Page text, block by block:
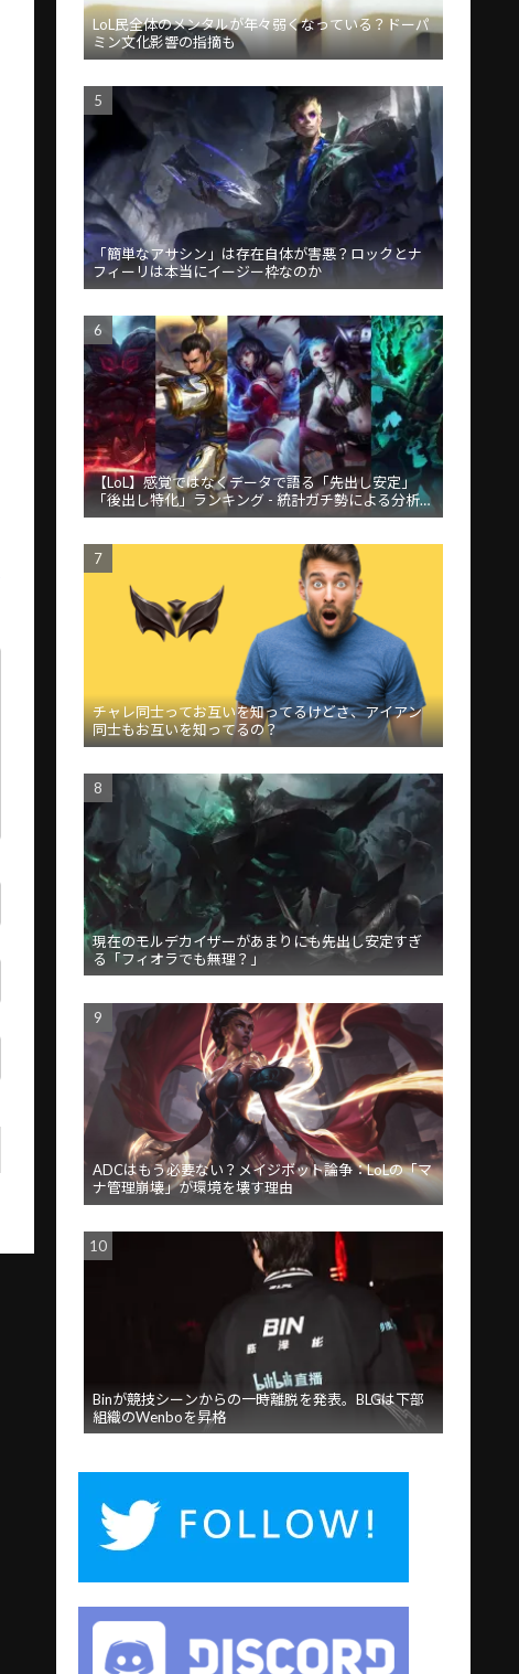
LoL民全体のメンタルが年々弱くなっている？ドーパ
ミン文化影響の指摘も
「簡単なアサシン」は存在自体が害悪？ロックとナ
フィーリは本当にイージー枠なのか
【LoL】感覚ではなくデータで語る「先出し安定」
「後出し特化」ランキング - 統計ガチ勢による分析が
話題
チャレ同士ってお互いを知ってるけどさ、アイアン
同士もお互いを知ってるの？
現在のモルデカイザーがあまりにも先出し安定すぎ
る「フィオラでも無理？」
ADCはもう必要ない？メイジボット論争：LoLの「マ
ナ管理崩壊」が環境を壊す理由
Binが競技シーンからの一時離脱を発表。BLGは下部
組織のWenboを昇格